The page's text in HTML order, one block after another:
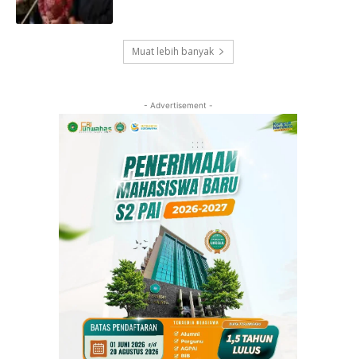
Muat lebih banyak
- Advertisement -